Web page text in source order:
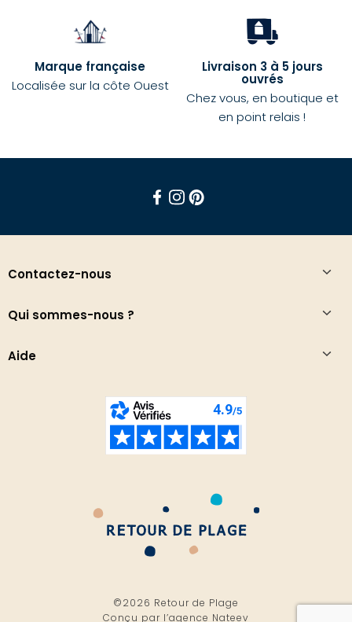
Marque française
Localisée sur la côte Ouest
Livraison 3 à 5 jours
ouvrés
Chez vous, en boutique et
en point relais !
Contactez-nous
Qui sommes-nous ?
Aide
©2026 Retour de Plage
Conçu par l’agence Nateev